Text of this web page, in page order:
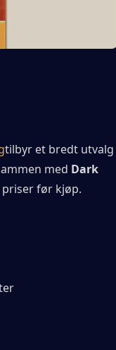
tilbyr et bredt utvalg
med Dark
før kjøp.